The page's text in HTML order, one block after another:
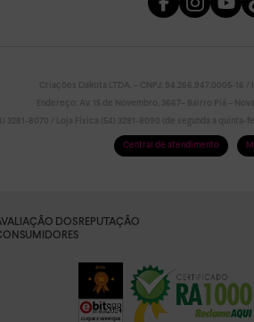
Criações Dakota LTDA. – CNPJ: 94.266.947.0005-16
Endereço: Av. 15 de Novembro, 3667– Bairro Piá –
8070 / Loja Física (54) 3281-8090 (de segunda a quinta-
Central de atendimento
DOS REPUTAÇÃO